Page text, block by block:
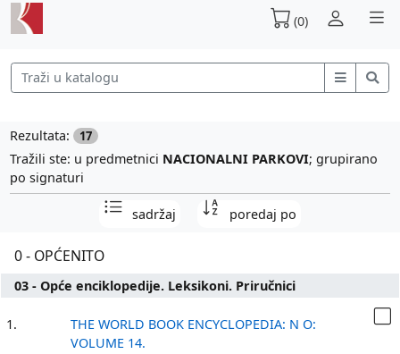
(0)
Rezultata: 17
Tražili ste: u predmetnici NACIONALNI PARKOVI; grupirano
po signaturi
sadržaj poredaj po
0 - OPĆENITO
03 - Opće enciklopedije. Leksikoni. Priručnici
1.
THE WORLD BOOK ENCYCLOPEDIA: N O:
VOLUME 14.